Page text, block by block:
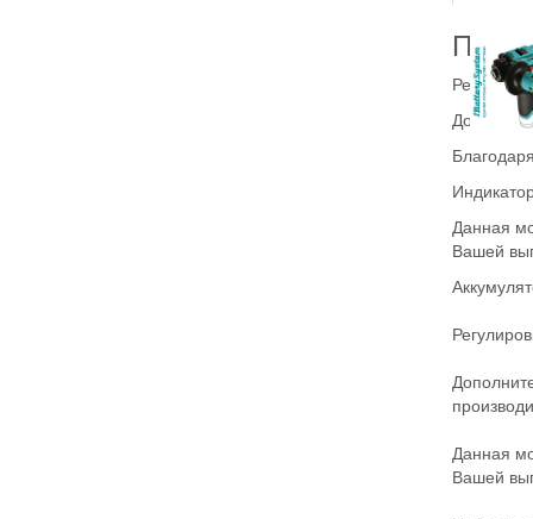
Данная
Вашей
Данная
Вашей